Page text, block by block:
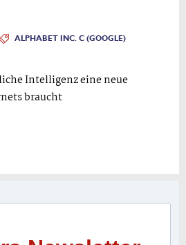
ALPHABET INC. C (GOOGLE)
Intelligenz eine neue
braucht